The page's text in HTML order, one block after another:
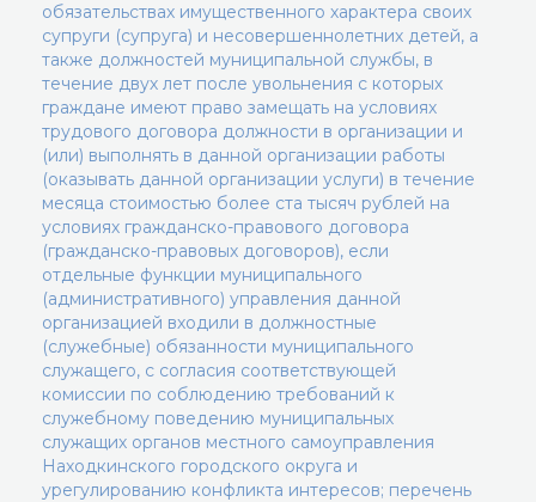
обязательствах имущественного характера своих
супруги (супруга) и несовершеннолетних детей, а
также должностей муниципальной службы, в
течение двух лет после увольнения с которых
граждане имеют право замещать на условиях
трудового договора должности в организации и
(или) выполнять в данной организации работы
(оказывать данной организации услуги) в течение
месяца стоимостью более ста тысяч рублей на
условиях гражданско-правового договора
(гражданско-правовых договоров), если
отдельные функции муниципального
(административного) управления данной
организацией входили в должностные
(служебные) обязанности муниципального
служащего, с согласия соответствующей
комиссии по соблюдению требований к
служебному поведению муниципальных
служащих органов местного самоуправления
Находкинского городского округа и
урегулированию конфликта интересов; перечень